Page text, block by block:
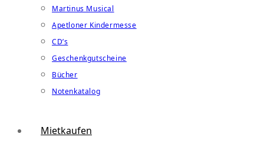
Martinus Musical
Apetloner Kindermesse
CD’s
Geschenkgutscheine
Bücher
Notenkatalog
Mietkaufen